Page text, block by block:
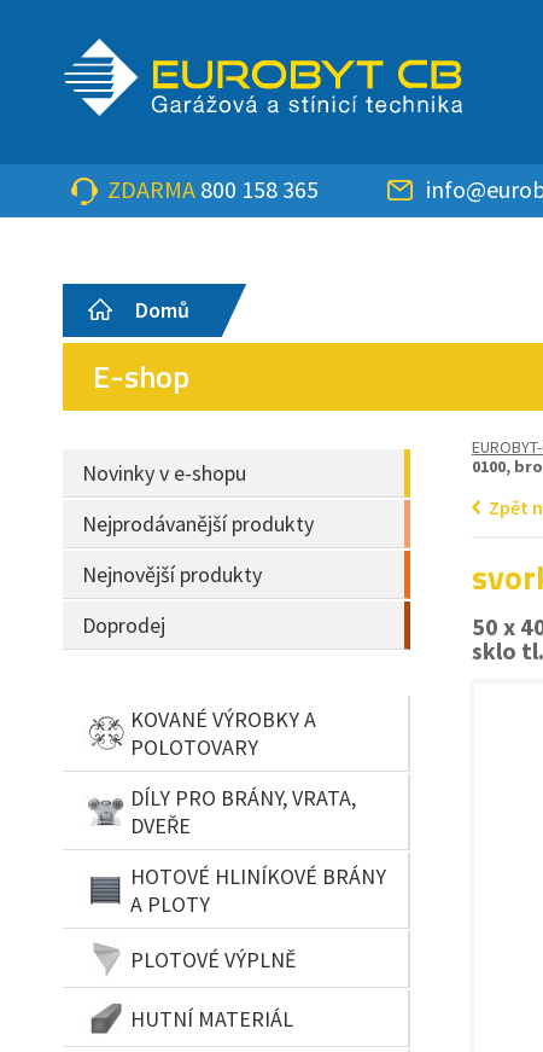
ZDARMA 800 158 365
Domů
E-shop
Novinky v e-shopu
Nejprodávanější produkty
Nejnovější produkty
Doprodej
KOVANÉ VÝROBKY A
POLOTOVARY
DÍLY PRO BRÁNY, VRATA,
DVEŘE
HOTOVÉ HLINÍKOVÉ BRÁNY
A PLOTY
PLOTOVÉ VÝPLNĚ
HUTNÍ MATERIÁL
0100,
Zpět
50 x
sklo